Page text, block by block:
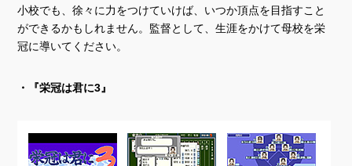
小校でも、徐々に力をつけていけば、いつか頂点を目指すこと
ができるかもしれません。監督として、生涯をかけて母校を栄
冠に導いてください。
・『栄冠は君に3』